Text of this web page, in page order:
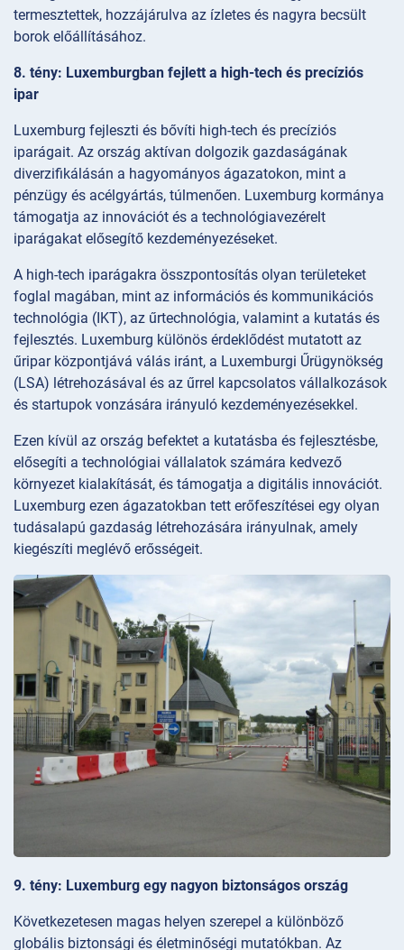
termesztettek, hozzájárulva az ízletes és nagyra becsült
borok előállításához.
8. tény: Luxemburgban fejlett a high-tech és precíziós
ipar
Luxemburg fejleszti és bővíti high-tech és precíziós
iparágait. Az ország aktívan dolgozik gazdaságának
diverzifikálásán a hagyományos ágazatokon, mint a
pénzügy és acélgyártás, túlmenően. Luxemburg kormánya
támogatja az innovációt és a technológiavezérelt
iparágakat elősegítő kezdeményezéseket.
A high-tech iparágakra összpontosítás olyan területeket
foglal magában, mint az információs és kommunikációs
technológia (IKT), az űrtechnológia, valamint a kutatás és
fejlesztés. Luxemburg különös érdeklődést mutatott az
űripar központjává válás iránt, a Luxemburgi Űrügynökség
(LSA) létrehozásával és az űrrel kapcsolatos vállalkozások
és startupok vonzására irányuló kezdeményezésekkel.
Ezen kívül az ország befektet a kutatásba és fejlesztésbe,
elősegíti a technológiai vállalatok számára kedvező
környezet kialakítását, és támogatja a digitális innovációt.
Luxemburg ezen ágazatokban tett erőfeszítései egy olyan
tudásalapú gazdaság létrehozására irányulnak, amely
kiegészíti meglévő erősségeit.
9. tény: Luxemburg egy nagyon biztonságos ország
Következetesen magas helyen szerepel a különböző
globális biztonsági és életminőségi mutatókban. Az